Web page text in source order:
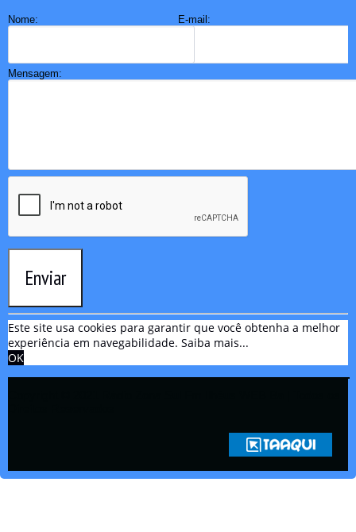
Nome: E-mail:
Mensagem:
Enviar
Este site usa cookies para garantir que você obtenha a melhor
experiência em navegabilidade. Saiba mais...
OK